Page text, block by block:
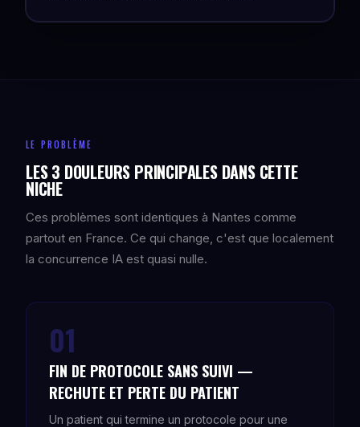
LE PROBLÈME
LES 3 DOULEURS PRINCIPALES DANS CETTE
NICHE
Ces problèmes sont identiques à Nantes comme
partout en France. Ce qui change, c'est que localement
la concurrence IA est quasi nulle.
01
FIN DE PROTOCOLE SANS SUIVI —
RECHUTE ET PERTE DU PATIENT
Un patient qui termine un protocole pour une